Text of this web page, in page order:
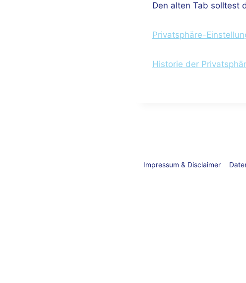
Den alten Tab solltest
Privatsphäre-
Historie der
Impressum & Disclaimer